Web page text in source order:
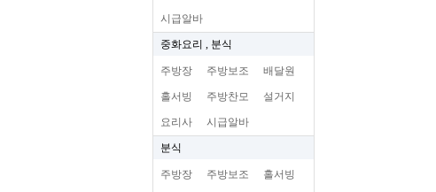
시급알바
중화요리 , 분식
주방장 주방보조 배달원
홀서빙 주방찬모 설거지
요리사 시급알바
분식
주방장 주방보조 홀서빙